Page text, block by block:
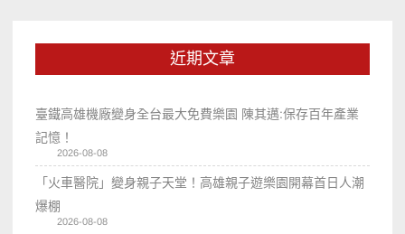
近期文章
臺鐵高雄機廠變身全台最大免費樂園 陳其邁:保存百年產業
記憶！
2026-08-08
「火車醫院」變身親子天堂！高雄親子遊樂園開幕首日人潮
爆棚
2026-08-08